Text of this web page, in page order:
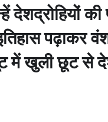
पढ़ाकर
में खुली छूट से